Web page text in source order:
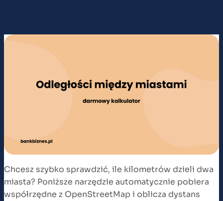
Chcesz szybko sprawdzić, ile kilometrów dzieli dwa
miasta? Poniższe narzędzie automatycznie pobiera
współrzędne z OpenStreetMap i oblicza dystans